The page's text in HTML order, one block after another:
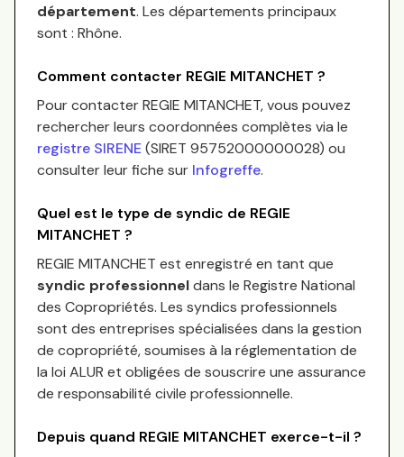
département. Les départements principaux
sont : Rhône.
Comment contacter REGIE MITANCHET ?
Pour contacterREGIE MITANCHET, vous pouvez
rechercher leurs coordonnées complètes via le
registre SIRENE (SIRET 95752000000028) ou
consulter leur fiche sur Infogreffe.
Quel est le type de syndic de REGIE
MITANCHET ?
REGIE MITANCHET est enregistré en tant que
syndic professionneldans le Registre National
des Copropriétés. Les syndics professionnels
sont des entreprises spécialisées dans la gestion
de copropriété, soumises à la réglementation de
la loi ALUR et obligées de souscrire une assurance
de responsabilité civile professionnelle.
Depuis quand REGIE MITANCHET exerce-t-il ?